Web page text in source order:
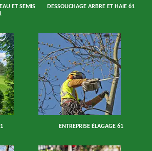
ET SEMIS
DESSOUCHAGE ARBRE ET HAIE 61
ENTREPRISE ÉLAGAGE 61